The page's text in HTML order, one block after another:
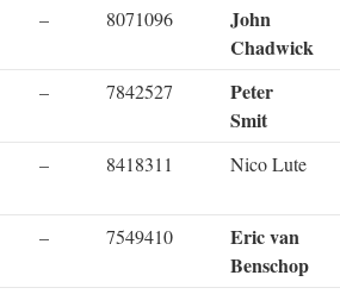
– 8071096
John
Chadwick
– 7842527
Peter
Smit
– 8418311 Nico Lute
– 7549410
Eric van
Benschop